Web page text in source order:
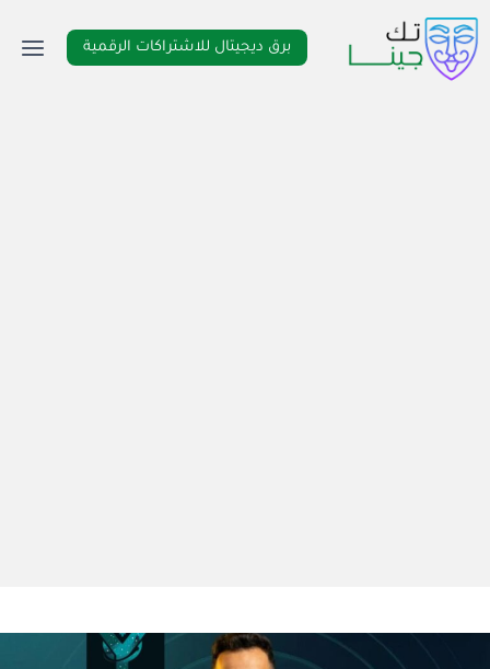
التجاوز
إلى
المحتوى
برق ديجيتال للاشتراكات الرقمية